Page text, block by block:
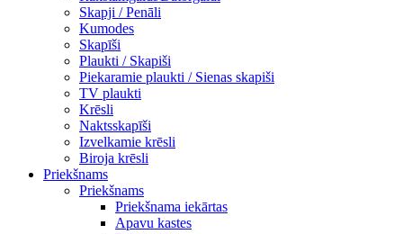
Skapji / Penāli
Kumodes
Skapīši
Plaukti / Skapiši
Piekaramie plaukti / Sienas skapiši
TV plaukti
Krēsli
Naktsskapīši
Izvelkamie krēsli
Biroja krēsli
Priekšnams
Priekšnams
Priekšnama iekārtas
Apavu kastes